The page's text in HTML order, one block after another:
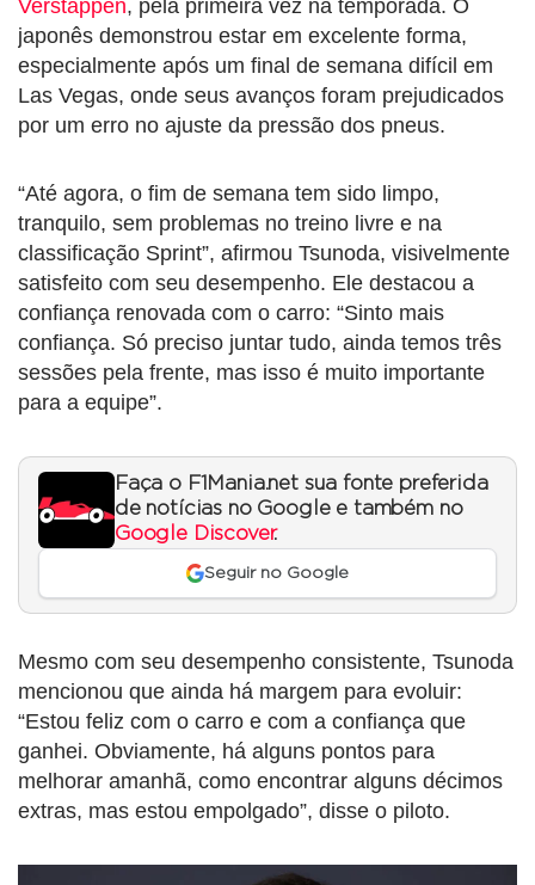
Verstappen, pela primeira vez na temporada. O
japonês demonstrou estar em excelente forma,
especialmente após um final de semana difícil em
Las Vegas, onde seus avanços foram prejudicados
por um erro no ajuste da pressão dos pneus.
“Até agora, o fim de semana tem sido limpo,
tranquilo, sem problemas no treino livre e na
classificação Sprint”, afirmou Tsunoda, visivelmente
satisfeito com seu desempenho. Ele destacou a
confiança renovada com o carro: “Sinto mais
confiança. Só preciso juntar tudo, ainda temos três
sessões pela frente, mas isso é muito importante
para a equipe”.
Faça o F1Mania.net sua fonte preferida
de notícias no Google e também no
Google Discover.
Seguir no Google
Mesmo com seu desempenho consistente, Tsunoda
mencionou que ainda há margem para evoluir:
“Estou feliz com o carro e com a confiança que
ganhei. Obviamente, há alguns pontos para
melhorar amanhã, como encontrar alguns décimos
extras, mas estou empolgado”, disse o piloto.